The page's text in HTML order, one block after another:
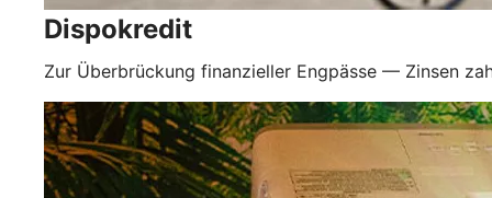
Dispokredit
Zur Überbrückung finanzieller Engpässe — Zinsen